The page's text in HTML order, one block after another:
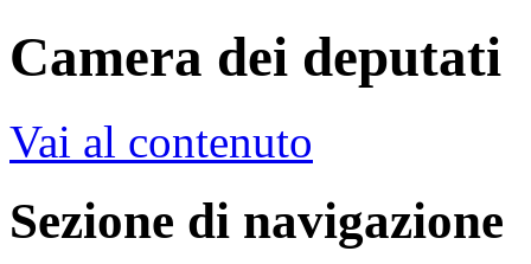
Camera dei deputati
Vai al contenuto
Sezione di navigazione